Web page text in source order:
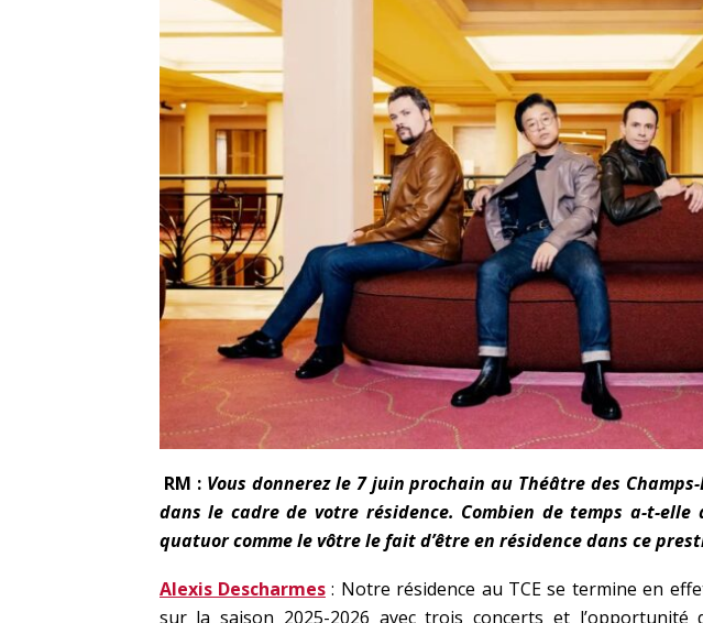
RM : Vous donnerez le 7 juin prochain au Théâtre des
dans le cadre de votre résidence. Combien de temps a-t-
quatuor comme le vôtre le fait d’être en résidence dans ce
Alexis Descharmes: Notre résidence au TCE se termine en
sur la saison 2025-2026 avec trois concerts et l’opportunité